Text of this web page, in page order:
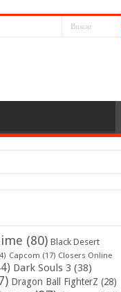
(80) Black Desert
Capcom (17) Closers Online
Dark Souls 3 (38)
Dragon Ball FighterZ (28)